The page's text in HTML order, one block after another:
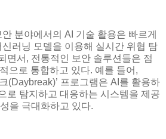
분야에서의 AI 기술 활용은 빠르게
러닝 모델을 이용해 실시간 위협 탐
면서, 전통적인 보안 솔루션들은 점
으로 통합하고 있다. 예를 들어,
(Daybreak)’ 프로그램은 AI를 활용하
로 탐지하고 대응하는 시스템을 제공
을 극대화하고 있다.